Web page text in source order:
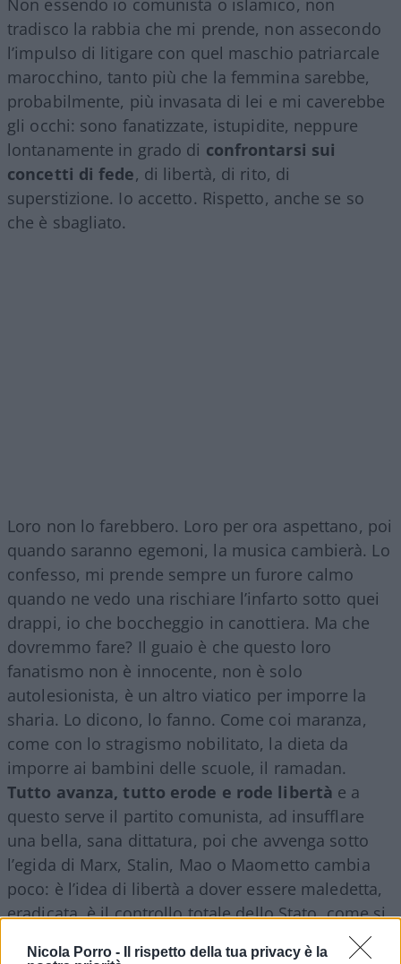
Nicola Porro -
Il rispetto della tua privacy è la
Non essendo io comunista o islamico, non
tradisco la rabbia che mi prende, non assecondo
l’impulso di litigare con quel maschio patriarcale
marocchino, tanto più che la femmina sarebbe,
probabilmente, più invasata di lei e mi caverebbe
gli occhi: sono fanatizzate, istupidite, neppure
lontanamente in grado di confrontarsi sui
concetti di fede, di libertà, di rito, di
superstizione. Io accetto. Rispetto, anche se so
che è sbagliato.
Loro non lo farebbero. Loro per ora aspettano, poi
quando saranno egemoni, la musica cambierà. Lo
confesso, mi prende sempre un furore calmo
quando ne vedo una rischiare l’infarto sotto quei
drappi, io che boccheggio in canottiera. Ma che
dovremmo fare? Il guaio è che questo loro
fanatismo non è innocente, non è solo
autolesionista, è un altro viatico per imporre la
sharia. Lo dicono, lo fanno. Come coi maranza,
come con lo stragismo nobilitato, la dieta da
imporre ai bambini delle scuole, il ramadan.
Tutto avanza, tutto erode e rode libertà e a
questo serve il partito comunista, ad insufflare
una bella, sana dittatura, poi che avvenga sotto
l’egida di Marx, Stalin, Mao o Maometto cambia
poco: è l’idea di libertà a dover essere maledetta,
eradicata, è il controllo totale dello Stato, come si
vedeva in pandemia. Oggi allo scopo serve l’Islam